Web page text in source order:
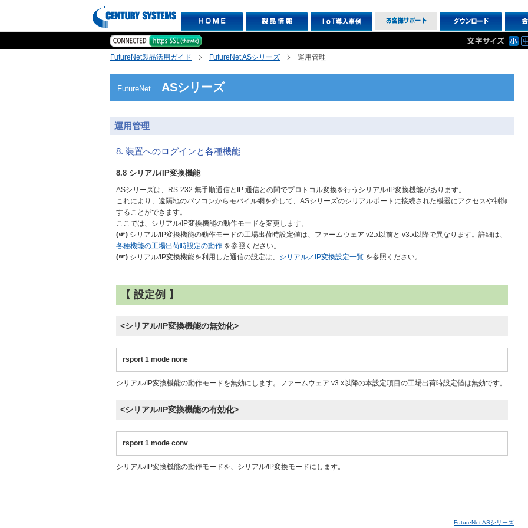
FutureNet製品活用ガイド FutureNet ASシリーズ 運用管理
FutureNet ASシリーズ
運用管理
8. 装置へのログインと各種機能
8.8 シリアル/IP変換機能
ASシリーズは、RS-232 無手順通信とIP 通信との間でプロトコル変換を行うシリアル/IP変換機能があります。
これにより、遠隔地のパソコンからモバイル網を介して、ASシリーズのシリアルポートに接続された機器にアクセスや制御
することができます。
ここでは、シリアル/IP変換機能の動作モードを変更します。
(☞) シリアル/IP変換機能の動作モードの工場出荷時設定値は、ファームウェア v2.x以前と v3.x以降で異なります。詳細は、
各種機能の工場出荷時設定の動作 を参照ください。
(☞) シリアル/IP変換機能を利用した通信の設定は、 シリアル／IP変換設定一覧 を参照ください。
【 設定例 】
<シリアル/IP変換機能の無効化>
rsport 1 mode none
シリアル/IP変換機能の動作モードを無効にします。ファームウェア v3.x以降の本設定項目の工場出荷時設定値は無効です。
<シリアル/IP変換機能の有効化>
rsport 1 mode conv
シリアル/IP変換機能の動作モードを、シリアル/IP変換モードにします。
FutureNet ASシリーズ